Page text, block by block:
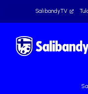
SalibandyTV